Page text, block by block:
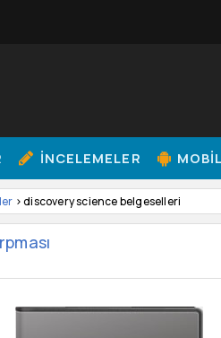
İNCELEMELER MOBIL
> discovery science belgeselleri